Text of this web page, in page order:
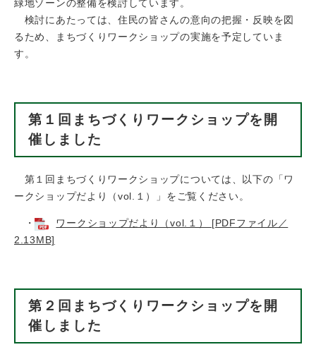
緑地ゾーンの整備を検討しています。
検討にあたっては、住民の皆さんの意向の把握・反映を図
るため、まちづくりワークショップの実施を予定していま
す。
第１回まちづくりワークショップを開
催しました
第１回まちづくりワークショップについては、以下の「ワ
ークショップだより（vol.１）」をご覧ください。
・
ワークショップだより（vol.１） [PDFファイル／
2.13MB]
第２回まちづくりワークショップを開
催しました